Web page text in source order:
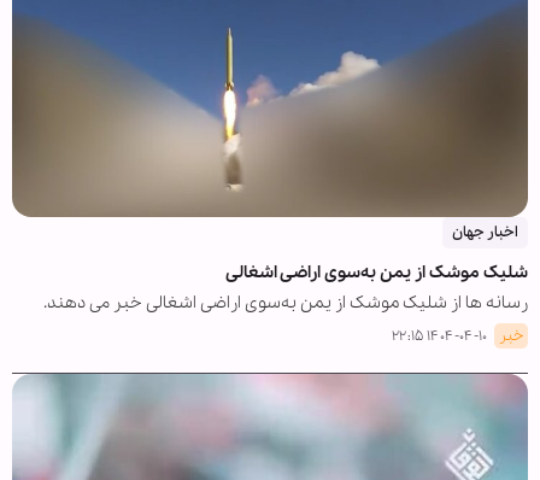
اخبار جهان
شلیک موشک از یمن به‌سوی اراضی اشغالی
رسانه ها از شلیک موشک از یمن به‌سوی اراضی اشغالی خبر می دهند.
خبر ۱۴۰۴-۰۴-۱۰ ۲۲:۱۵